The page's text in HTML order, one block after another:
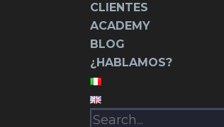
CLIENTES
ACADEMY
BLOG
¿HABLAMOS?